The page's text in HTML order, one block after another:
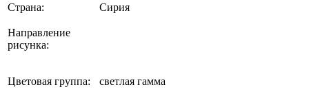
Страна: Сирия
Направление
рисунка:
Цветовая группа: светлая гамма